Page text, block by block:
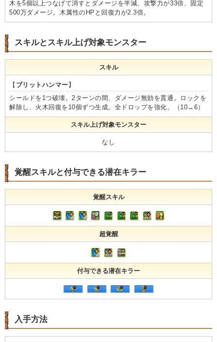
木を5個以上つなげて消すとダメージを半減、攻撃力が33倍、固定
500万ダメージ。木属性のHPと回復力が2.3倍。
スキルとスキル上げ対象モンスター
スキル
【 ブリットハンマー 】
シールドを1つ破壊。2ターンの間、ダメージ無効を貫通。ロックを
解除し、火木回復を10個ずつ生成。全ドロップを強化。（10→6）
スキル上げ対象モンスター
なし
覚醒スキルと付与できる潜在キラー
覚醒スキル
超覚醒
付与できる潜在キラー
入手方法